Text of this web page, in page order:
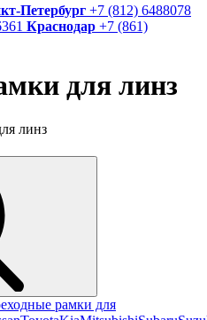
Петербург +7 (812) 6488078
Краснодар +7 (861)
для линз
линз
рамки для